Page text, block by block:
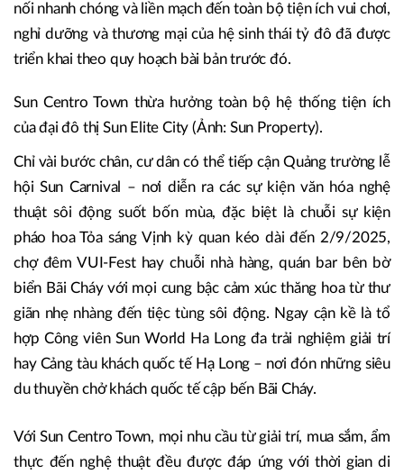
nối nhanh chóng và liền mạch đến toàn bộ tiện ích vui chơi,
nghỉ dưỡng và thương mại của hệ sinh thái tỷ đô đã được
triển khai theo quy hoạch bài bản trước đó.
Sun Centro Town thừa hưởng toàn bộ hệ thống tiện ích
của đại đô thị Sun Elite City (Ảnh: Sun Property).
Chỉ vài bước chân, cư dân có thể tiếp cận Quảng trường lễ
hội Sun Carnival – nơi diễn ra các sự kiện văn hóa nghệ
thuật sôi động suốt bốn mùa, đặc biệt là chuỗi sự kiện
pháo hoa Tỏa sáng Vịnh kỳ quan kéo dài đến 2/9/2025,
chợ đêm VUI-Fest hay chuỗi nhà hàng, quán bar bên bờ
biển Bãi Cháy với mọi cung bậc cảm xúc thăng hoa từ thư
giãn nhẹ nhàng đến tiệc tùng sôi động. Ngay cận kề là tổ
hợp Công viên Sun World Ha Long đa trải nghiệm giải trí
hay Cảng tàu khách quốc tế Hạ Long – nơi đón những siêu
du thuyền chở khách quốc tế cập bến Bãi Cháy.
Với Sun Centro Town, mọi nhu cầu từ giải trí, mua sắm, ẩm
thực đến nghệ thuật đều được đáp ứng với thời gian di